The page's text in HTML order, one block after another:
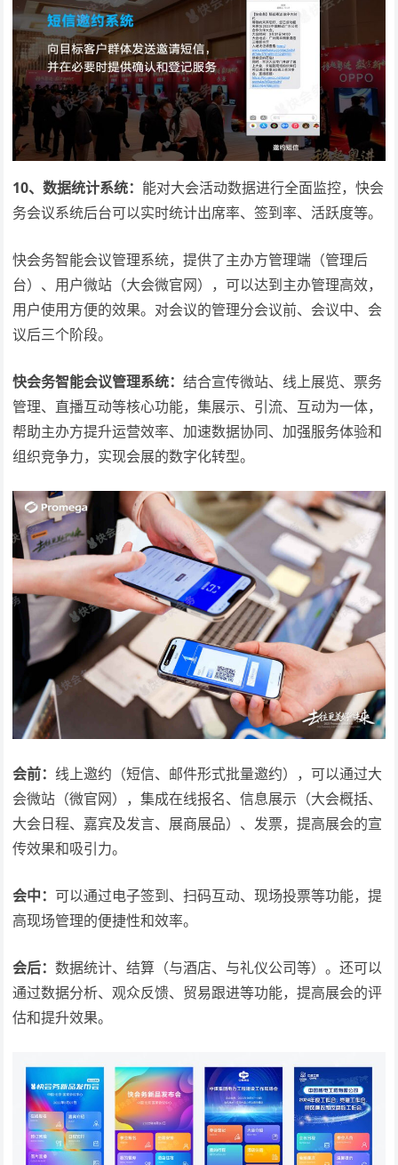
10、数据统计系统： 能对大会活动数据进行全面监控，快会
务会议系统后台可以实时统计出席率、签到率、活跃度等。
快会务智能会议管理系统，提供了主办方管理端（管理后
台）、用户微站（大会微官网），可以达到主办管理高效，
用户使用方便的效果。对会议的管理分会议前、会议中、会
议后三个阶段。
快会务智能会议管理系统：结合宣传微站、线上展览、票务
管理、直播互动等核心功能，集展示、引流、互动为一体，
帮助主办方提升运营效率、加速数据协同、加强服务体验和
组织竞争力，实现会展的数字化转型。
会前： 线上邀约（短信、邮件形式批量邀约），可以通过大
会微站（微官网），集成在线报名、信息展示（大会概括、
大会日程、嘉宾及发言、展商展品）、发票，提高展会的宣
传效果和吸引力。
会中： 可以通过电子签到、扫码互动、现场投票等功能，提
高现场管理的便捷性和效率。
会后：数据统计、结算（与酒店、与礼仪公司等）。还可以
通过数据分析、观众反馈、贸易跟进等功能，提高展会的评
估和提升效果。